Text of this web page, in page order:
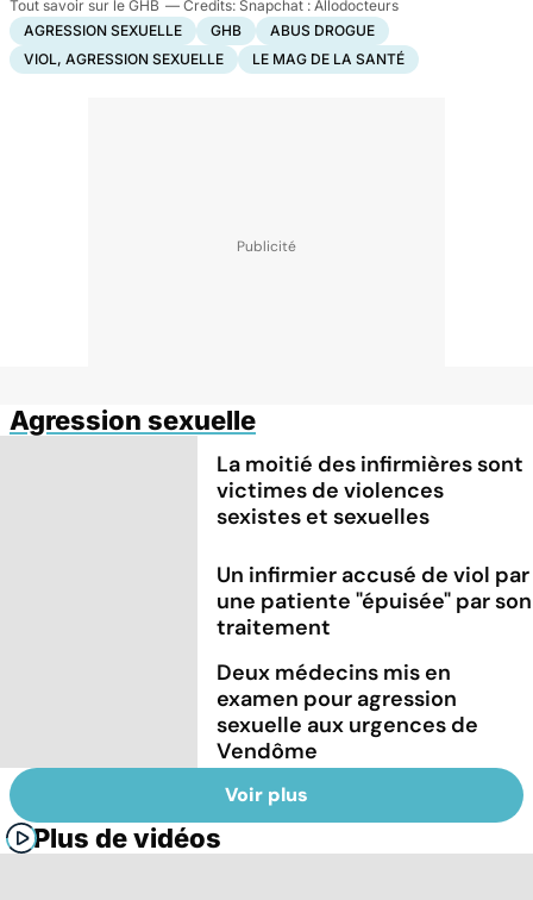
Tout savoir sur le GHB
Snapchat : Allodocteurs
AGRESSION SEXUELLE
GHB
ABUS DROGUE
VIOL, AGRESSION SEXUELLE
LE MAG DE LA SANTÉ
Agression sexuelle
La moitié des infirmières sont
victimes de violences
sexistes et sexuelles
Un infirmier accusé de viol par
une patiente "épuisée" par son
traitement
Deux médecins mis en
examen pour agression
sexuelle aux urgences de
Vendôme
Voir plus
Plus de vidéos